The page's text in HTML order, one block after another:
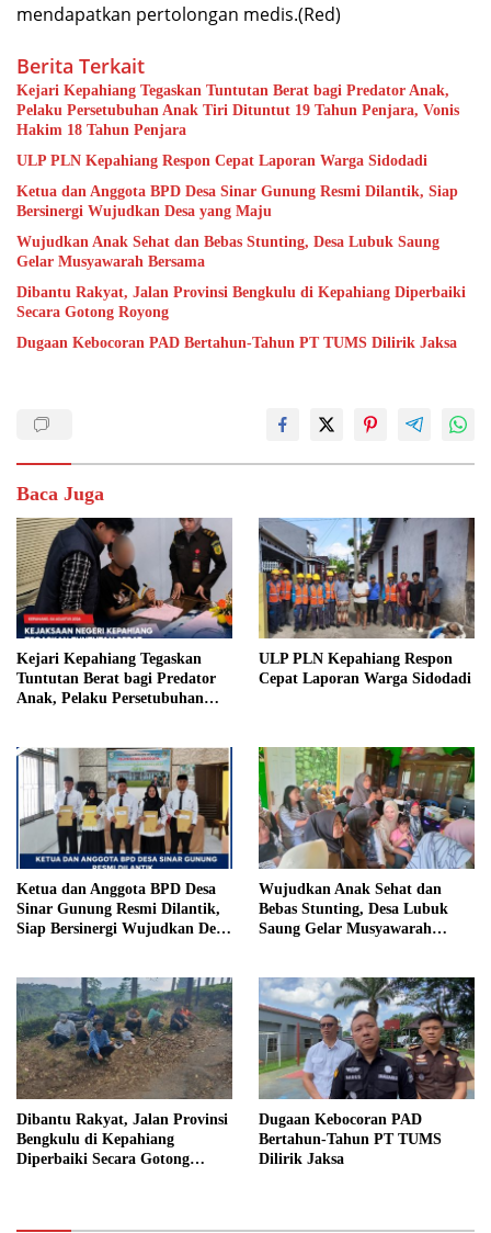
mendapatkan pertolongan medis.(Red)
Berita Terkait
Kejari Kepahiang Tegaskan Tuntutan Berat bagi Predator Anak,
Pelaku Persetubuhan Anak Tiri Dituntut 19 Tahun Penjara, Vonis
Hakim 18 Tahun Penjara
ULP PLN Kepahiang Respon Cepat Laporan Warga Sidodadi
Ketua dan Anggota BPD Desa Sinar Gunung Resmi Dilantik, Siap
Bersinergi Wujudkan Desa yang Maju
Wujudkan Anak Sehat dan Bebas Stunting, Desa Lubuk Saung
Gelar Musyawarah Bersama
Dibantu Rakyat, Jalan Provinsi Bengkulu di Kepahiang Diperbaiki
Secara Gotong Royong
Dugaan Kebocoran PAD Bertahun-Tahun PT TUMS Dilirik Jaksa
Baca Juga
Kejari Kepahiang Tegaskan
Tuntutan Berat bagi Predator
Anak, Pelaku Persetubuhan
Penjara
ULP PLN Kepahiang Respon
Cepat Laporan Warga Sidodadi
Ketua dan Anggota BPD Desa
Sinar Gunung Resmi Dilantik,
Siap Bersinergi Wujudkan Desa
Wujudkan Anak Sehat dan
Bebas Stunting, Desa Lubuk
Saung Gelar Musyawarah
Dibantu Rakyat, Jalan Provinsi
Bengkulu di Kepahiang
Diperbaiki Secara Gotong
Dugaan Kebocoran PAD
Bertahun-Tahun PT TUMS
Dilirik Jaksa